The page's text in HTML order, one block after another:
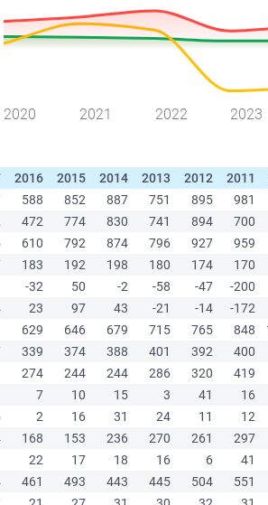
2020 2021 2022 2023
2016 2015 2014 2013 2012 2011